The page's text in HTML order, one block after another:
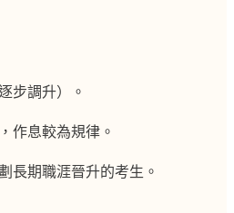
步調升）。
作息較為規律。
長期職涯晉升的考生。